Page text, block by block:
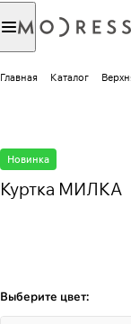
Главная Каталог
Новинка
Куртка МИЛКА
Выберите цвет: